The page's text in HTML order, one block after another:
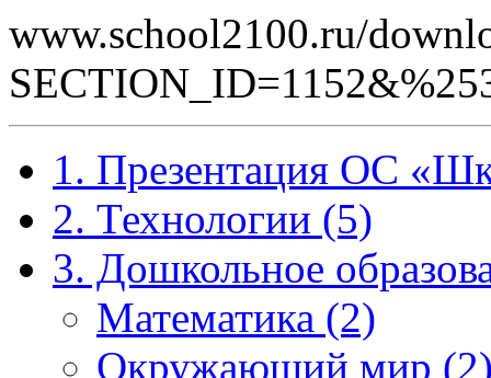
www.school2100.ru/
1. Презентация ОС
2. Технологии (5)
3. Дошкольное
Математика (2)
Окружающий мир